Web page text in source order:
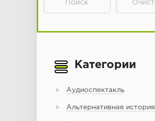
Категории
Аудиоспектакль
Альтернативная история